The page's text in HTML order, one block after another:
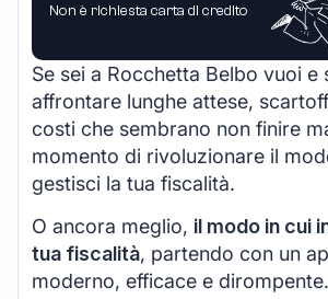
Non è richiesta carta di credito
Se sei a Rocchetta Belbo vuoi e
affrontare lunghe attese,
costi che sembrano non finire
momento di rivoluzionare il
gestisci la tua fiscalità.
O ancora meglio, il modo in cui
tua fiscalità, partendo con un
moderno, efficace e dirompente.